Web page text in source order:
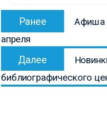
Навигация
записям
Ранее
запись:
Афиша
апреля
Далее
запись:
библиографического